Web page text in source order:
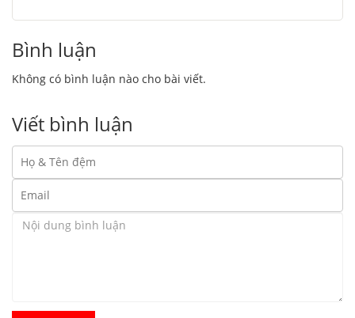
Bình luận
Không có bình luận nào cho bài viết.
Viết bình luận